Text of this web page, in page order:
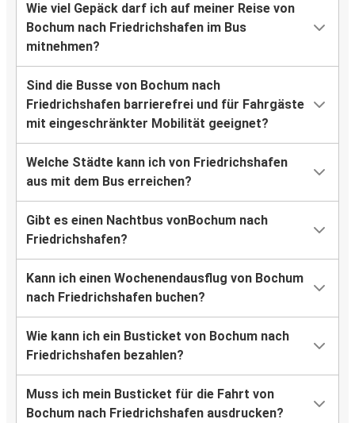
Wie viel Gepäck darf ich auf meiner Reise von
Bochum nach Friedrichshafen im Bus
mitnehmen?
Sind die Busse von Bochum nach
Friedrichshafen barrierefrei und für Fahrgäste
mit eingeschränkter Mobilität geeignet?
Welche Städte kann ich von Friedrichshafen
aus mit dem Bus erreichen?
Gibt es einen Nachtbus vonBochum nach
Friedrichshafen?
Kann ich einen Wochenendausflug von Bochum
nach Friedrichshafen buchen?
Wie kann ich ein Busticket von Bochum nach
Friedrichshafen bezahlen?
Muss ich mein Busticket für die Fahrt von
Bochum nach Friedrichshafen ausdrucken?